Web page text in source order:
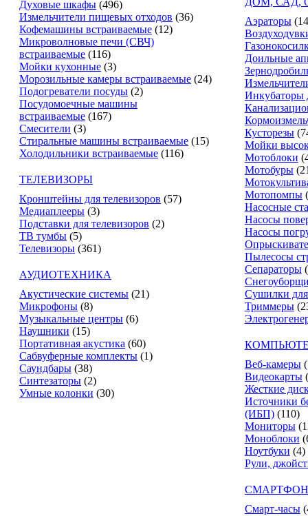
Духовые шкафы (496)
Измельчители пищевых отходов (36)
Кофемашины встраиваемые (12)
Микроволновые печи (СВЧ)
встраиваемые (116)
Мойки кухонные (3)
Морозильные камеры встраиваемые (24)
Подогреватели посуды (2)
Посудомоечные машины
встраиваемые (167)
Смесители (3)
Стиральные машины встраиваемые (15)
Холодильники встраиваемые (116)
ТЕЛЕВИЗОРЫ
Кронштейны для телевизоров (57)
Медиаплееры (3)
Подставки для телевизоров (2)
ТВ тумбы (5)
Телевизоры (361)
АУДИОТЕХНИКА
Акустические системы (21)
Микрофоны (8)
Музыкальные центры (6)
Наушники (15)
Портативная акустика (60)
Сабвуферные комплекты (1)
Саундбары (38)
Синтезаторы (2)
Умные колонки (30)
Аэраторы
Доильные
Инкубаторы
Кусторезы
Мойки
Мотоблоки
Мотобуры
Мотопомпы
Насосные
Насосы
Насосы
Пылесосы
Сепараторы
Сушилки
Триммеры
Веб-камеры
Видеокарты
Жесткие
Источники
(ИБП) (110)
Мониторы
Моноблоки
Ноутбуки (4)
Рули,
Смарт-часы